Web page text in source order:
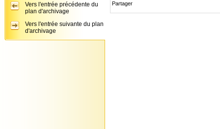
Partager
Vers l'entrée précédente du
plan d'archivage
Vers l'entrée suivante du plan
d'archivage